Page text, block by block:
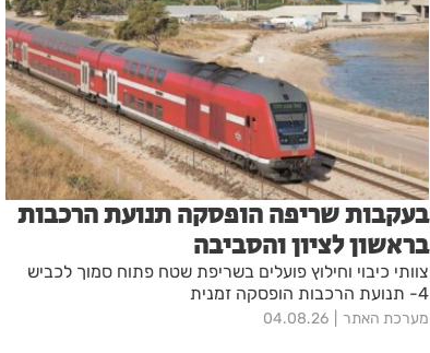
בעקבות שריפה הופסקה תנועת הרכבות
בראשון לציון והסביבה
צוותי כיבוי וחילוץ פועלים בשריפת שטח פתוח סמוך לכביש
4- תנועת הרכבות הופסקה זמנית
מערכת האתר 04.08.26